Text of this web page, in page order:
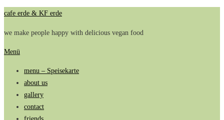
Zum
springen
cafe erde & KF erde
we make people happy with delicious vegan food
Menü
menu – Speisekarte
about us
gallery
contact